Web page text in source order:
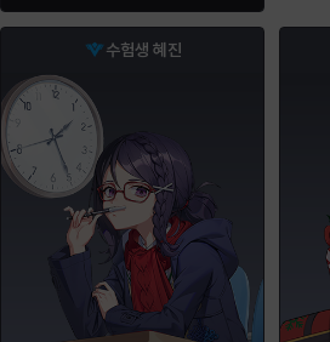
수험생 혜진